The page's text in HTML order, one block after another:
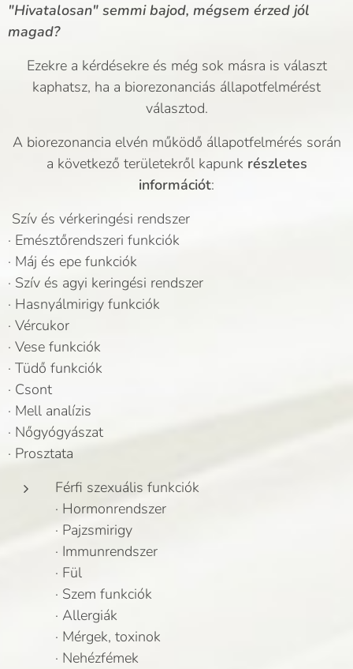
"Hivatalosan" semmi bajod, mégsem érzed jól
magad?
Ezekre a kérdésekre és még sok másra is választ
kaphatsz, ha a biorezonanciás állapotfelmérést
választod.
A biorezonancia elvén működő állapotfelmérés során
a következő területekről kapunk részletes
információt:
Szív és vérkeringési rendszer
· Emésztőrendszeri funkciók
· Máj és epe funkciók
· Szív és agyi keringési rendszer
· Hasnyálmirigy funkciók
· Vércukor
· Vese funkciók
· Tüdő funkciók
· Csont
· Mell analízis
· Nőgyógyászat
· Prosztata
Férfi szexuális funkciók
· Hormonrendszer
· Pajzsmirigy
· Immunrendszer
· Fül
· Szem funkciók
· Allergiák
· Mérgek, toxinok
· Nehézfémek